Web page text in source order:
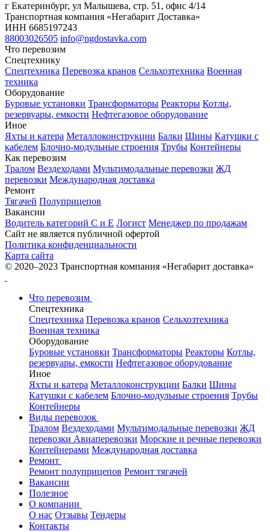
г Екатеринбург, ул Малышева, стр. 51, офис 4/14
Транспортная компания «Негабарит Доставка»
ИНН 6685197243
88003026505 info@ngdostavka.com
Что перевозим
Спецтехнику
Спецтехника Перевозка кранов Сельхозтехника Военная
техника
Оборудование
Буровые установки Трансформаторы Реакторы Котлы,
резервуары, емкости Нефтегазовое оборудование
Иное
Яхты и катера Металлоконструкции Балки Шины Катушки с
кабелем Блочно-модульные строения Трубы Контейнеры
Как перевозим
Тралом Вездеходами Мультимодальные перевозки ЖД
перевозки Международная доставка
Ремонт
Тягачей Полуприцепов
Вакансии
Водитель категорий С и Е Логист Менеджер по продажам
Сайт не является публичной офертой
Политика конфиденциальности
Карта сайта
© 2020–2023 Транспортная компания «Негабарит доставка»
Что перевозим
Спецтехника
Спецтехника Перевозка кранов Сельхозтехника
Военная техника
Оборудование
Буровые установки Трансформаторы Реакторы Котлы,
резервуары, емкости Нефтегазовое оборудование
Иное
Яхты и катера Металлоконструкции Балки Шины
Катушки с кабелем Блочно-модульные строения Трубы
Контейнеры
Виды перевозок
Тралом Вездеходами Мультимодальные перевозки ЖД
перевозки Авиаперевозки Морские и речные перевозки
Контейнерами Международная доставка
Ремонт
Ремонт полуприцепов Ремонт тягачей
Вакансии
Полезное
О компании
О нас Отзывы Тендеры
Контакты